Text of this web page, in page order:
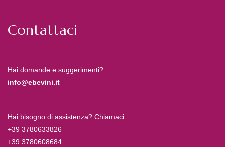
Contattaci
Hai domande e suggerimenti?
info@ebevini.it
Hai bisogno di assistenza? Chiamaci.
+39 3780633826
+39 3780608684